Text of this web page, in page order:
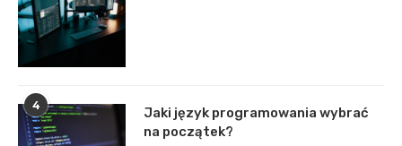
4
Jaki język programowania wybrać
na początek?